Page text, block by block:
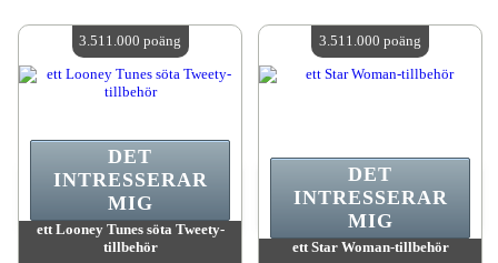
Antal tillgängliga:4
Antal tillgängliga:4
ett Looney Tunes söta Tweety-
tillbehör
DET
INTRESSERAR
MIG
3.511.000 poäng
ett Star Woman-tillbehör
DET
INTRESSERAR
MIG
3.511.000 poäng